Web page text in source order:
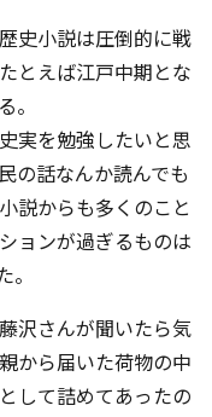
史小説は圧倒的に戦
とえば江戸中期とな
。
実を勉強したいと思
の話なんか読んでも
説からも多くのこと
ョンが過ぎるものは
沢さんが聞いたら気
から届いた荷物の中
して詰めてあったの